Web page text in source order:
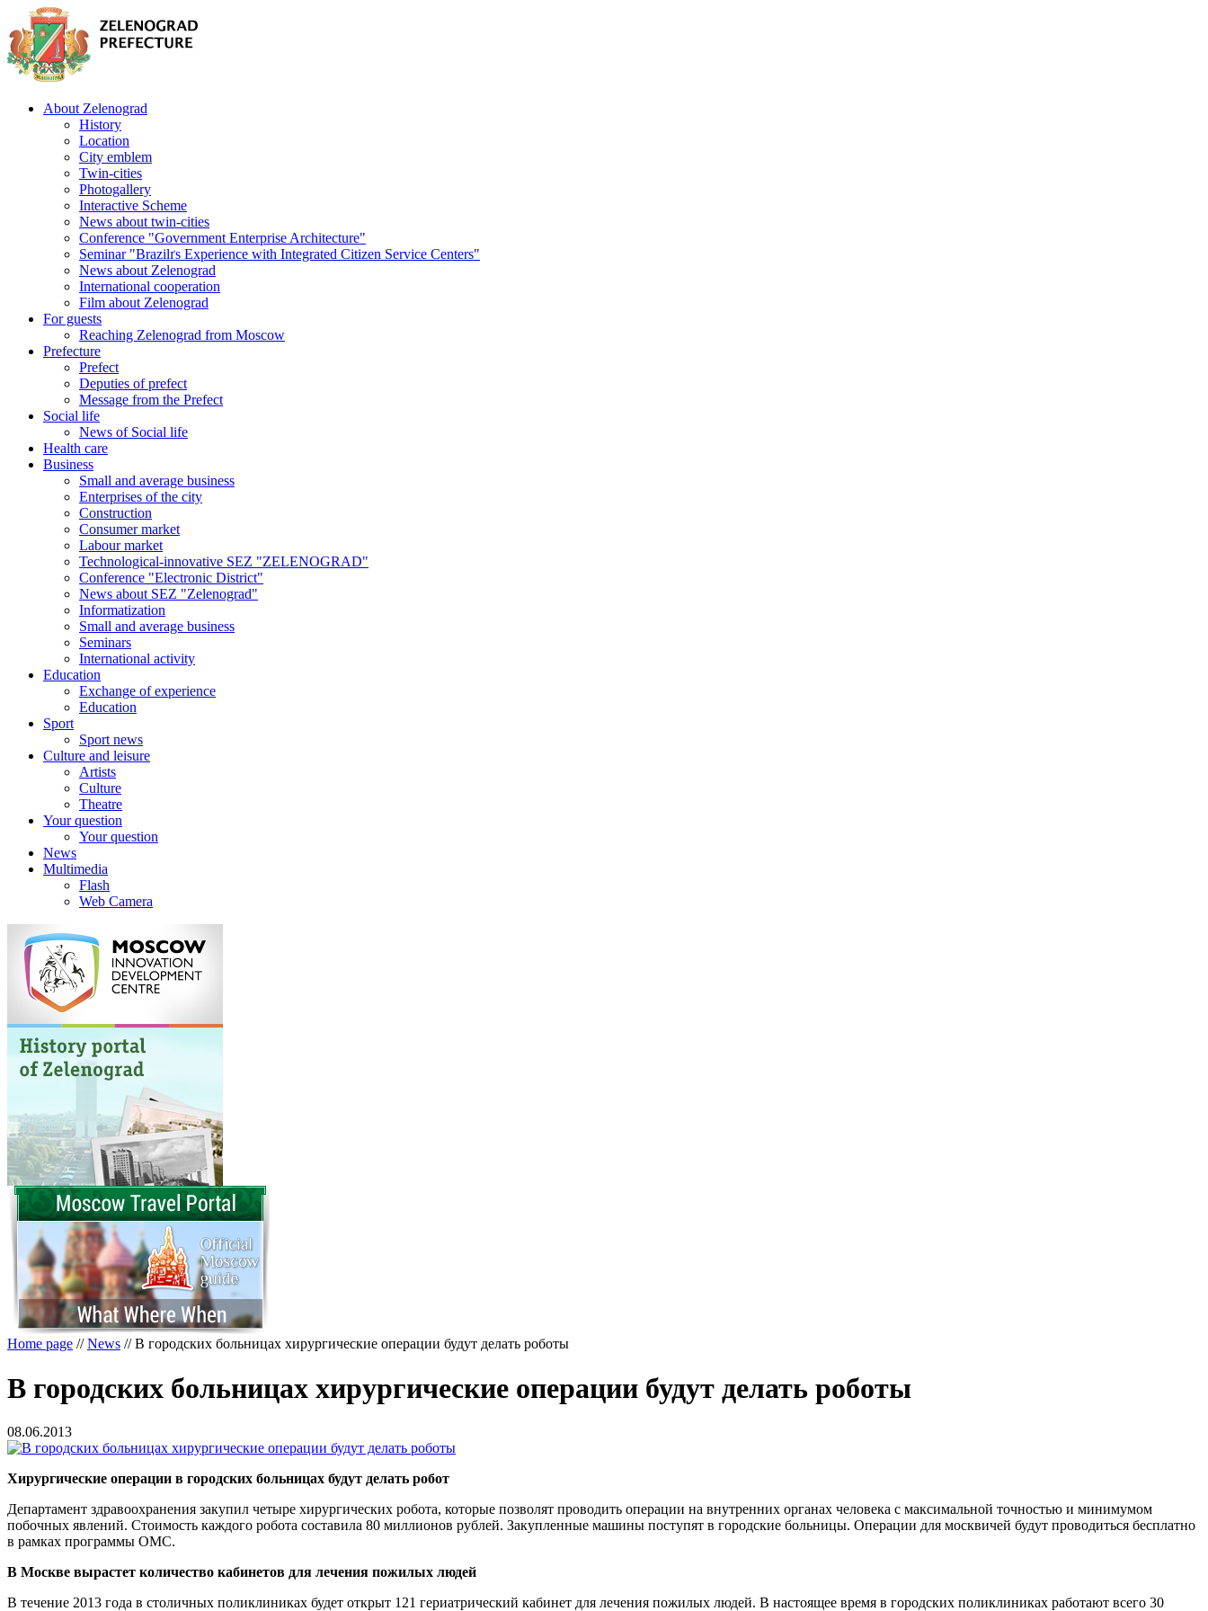
About Zelenograd
History
Location
City emblem
Twin-cities
Photogallery
Interactive Scheme
News about twin-cities
Conference "Government Enterprise Architecture"
Seminar "Brazilґs Experience with Integrated Citizen Service Centers"
News about Zelenograd
International cooperation
Film about Zelenograd
For guests
Reaching Zelenograd from Moscow
Prefecture
Prefect
Deputies of prefect
Message from the Prefect
Social life
News of Social life
Health care
Business
Small and average business
Enterprises of the city
Construction
Consumer market
Labour market
Technological-innovative SEZ "ZELENOGRAD"
Conference "Electronic District"
News about SEZ "Zelenograd"
Informatization
Small and average business
Seminars
International activity
Education
Exchange of experience
Education
Sport
Sport news
Culture and leisure
Artists
Culture
Theatre
Your question
Your question
News
Multimedia
Flash
Web Camera
Home page //News //В городских больницах хирургические операции будут делать роботы
В городских больницах хирургические операции будут делать роботы
08.06.2013
Хирургические операции в городских больницах будут делать робот
Департамент здравоохранения закупил четыре хирургических робота, которые позволят проводить операции на внутренних органах человека с максимальной точностью и минимумом
побочных явлений. Стоимость каждого робота составила 80 миллионов рублей. Закупленные машины поступят в городские больницы. Операции для москвичей будут проводиться бесплатно
в рамках программы ОМС.
В Москве вырастет количество кабинетов для лечения пожилых людей
В течение 2013 года в столичных поликлиниках будет открыт 121 гериатрический кабинет для лечения пожилых людей. В настоящее время в городских поликлиниках работают всего 30